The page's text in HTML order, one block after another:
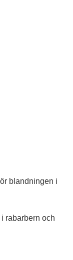
blandningen i
rabarbern och